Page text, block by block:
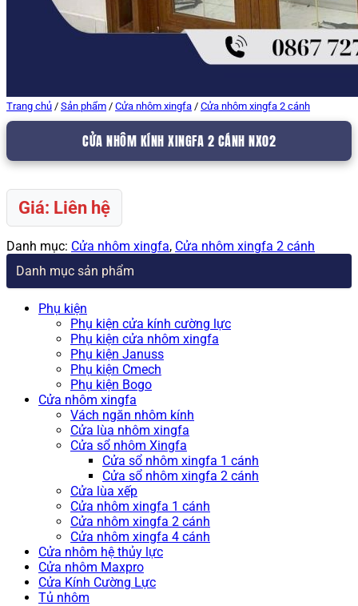
Trang chủ / Sản phẩm / Cửa nhôm xingfa / Cửa nhôm xingfa 2 cánh
CỬA NHÔM KÍNH XINGFA 2 CÁNH NX02
Giá: Liên hệ
Danh mục: Cửa nhôm xingfa, Cửa nhôm xingfa 2 cánh
Danh mục sản phẩm
Phụ kiện
Phụ kiện cửa kính cường lực
Phụ kiện cửa nhôm xingfa
Phụ kiện Januss
Phụ kiện Cmech
Phụ kiện Bogo
Cửa nhôm xingfa
Vách ngăn nhôm kính
Cửa lùa nhôm xingfa
Cửa sổ nhôm Xingfa
Cửa sổ nhôm xingfa 1 cánh
Cửa sổ nhôm xingfa 2 cánh
Cửa lùa xếp
Cửa nhôm xingfa 1 cánh
Cửa nhôm xingfa 2 cánh
Cửa nhôm xingfa 4 cánh
Cửa nhôm hệ thủy lực
Cửa nhôm Maxpro
Cửa Kính Cường Lực
Tủ nhôm